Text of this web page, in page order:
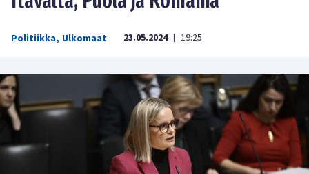
Politiikka, Ulkomaat 23.05.2024 | 19:25